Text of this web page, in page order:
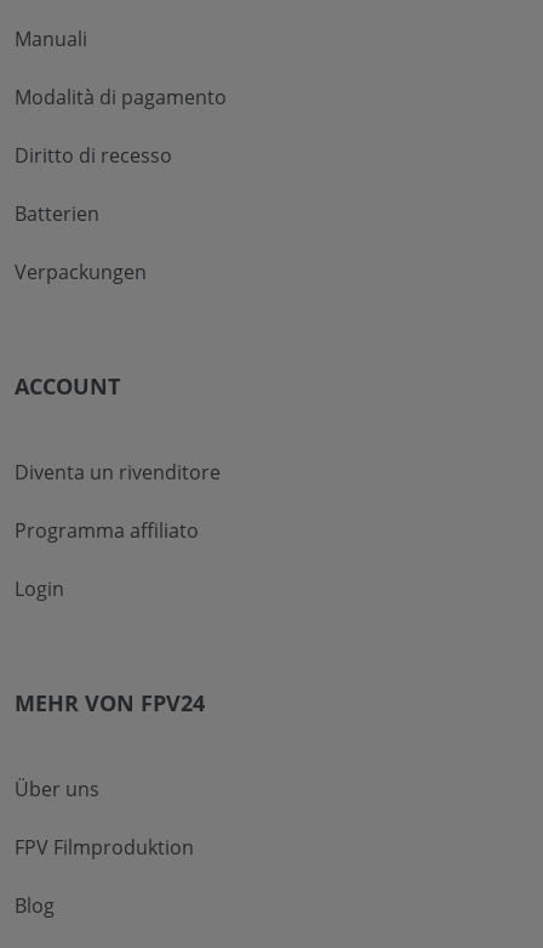
Manuali
Modalità di pagamento
Diritto di recesso
Batterien
Verpackungen
ACCOUNT
Diventa un rivenditore
Programma affiliato
Login
MEHR VON FPV24
Über uns
FPV Filmproduktion
Blog